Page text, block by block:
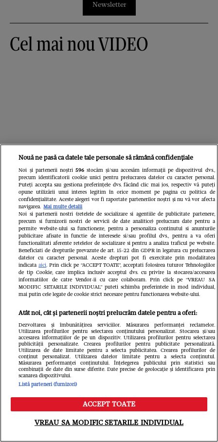
Newsletter
Cel mai nou VIDEO
Cele mai vândute colecții!
ELLE - ediția iulie/august 2026
39.99 RON
Meniu Caută
Nouă ne pasă ca datele tale personale să rămână confidențiale
Noi și partenerii noștri 596stocăm și/sau accesăm informații pe dispozitivul dvs.,
precum identificatorii cookie unici pentru prelucrarea datelor cu caracter personal.
Puteți accepta sau gestiona preferințele dvs. făcând clic mai jos, respectiv vă puteți
opune utilizării unui interes legitim în orice moment pe pagina cu politica de
confidențialitate. Aceste alegeri vor fi raportate partenerilor noștri și nu vă vor afecta
navigarea. Mai multe detalii
Noi si partenerii nostri (retelele de socializare si agentiile de publicitate partenere,
precum si furnizorii nostri de servicii de date analitice) prelucram date pentru a
permite website-ului sa functioneze, pentru a personaliza continutul si anunturile
publicitare afisate in functie de interesele si/sau profilul dvs., pentru a va oferi
functionalitati aferente retelelor de socializare si pentru a analiza traficul pe website.
Beneficiati de drepturile prevazute de art. 15-22 din GDPR in legatura cu prelucrarea
datelor cu caracter personal. Aceste drepturi pot fi exercitate prin modalitatea
indicataaici. Prin click pe “ACCEPT TOATE”, acceptati folosirea tuturor Tehnologiilor
de tip Cookie, care implica inclusiv acceptul dvs. cu privire la stocarea/accesarea
informatiilor de catre Vendor-ii cu care colaboram. Prin click pe “VREAU SA
MODIFIC SETARILE INDIVIDUAL” puteti schimba preferintele in mod individual,
mai putin cele legate de cookie strict necesare pentru functionarea website-ului.
Atât noi, cât și partenerii noștri prelucrăm datele pentru a oferi:
Dezvoltarea și îmbunătățirea serviciilor. Măsurarea performanței reclamelor.
Utilizarea profilurilor pentru selectarea conținutului personalizat. Stocarea și/sau
accesarea informațiilor de pe un dispozitiv. Utilizarea profilurilor pentru selectarea
publicității personalizate. Crearea profilurilor pentru publicitate personalizată.
Utilizarea de date limitate pentru a selecta publicitatea. Crearea profilurilor de
conținut personalizat. Utilizarea datelor limitate pentru a selecta conținutul.
Măsurarea performanței conținutului. Înțelegerea publicului prin statistici sau
combinații de date din surse diferite. Date precise de geolocație și identificarea prin
scanarea dispozitivului.
Listă parteneri (furnizori)
ACCEPT TOATE
VREAU SA MODIFIC SETARILE INDIVIDUAL